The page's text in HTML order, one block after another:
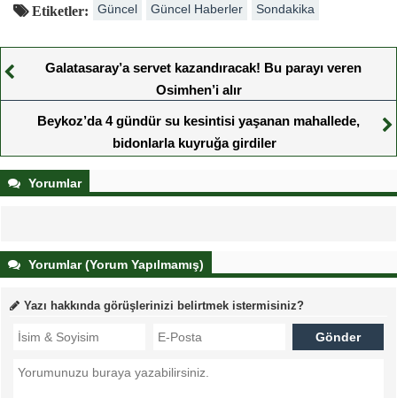
Etiketler: Güncel Güncel Haberler Sondakika
Galatasaray’a servet kazandıracak! Bu parayı veren
Osimhen’i alır
Beykoz’da 4 gündür su kesintisi yaşanan mahallede,
bidonlarla kuyruğa girdiler
Yorumlar
Yorumlar (Yorum Yapılmamış)
Yazı hakkında görüşlerinizi belirtmek istermisiniz?